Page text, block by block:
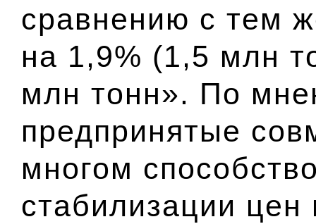
сравнению с тем
на 1,9% (1,5 млн
млн тонн». По
предпринятые
многом
стабилизации цен